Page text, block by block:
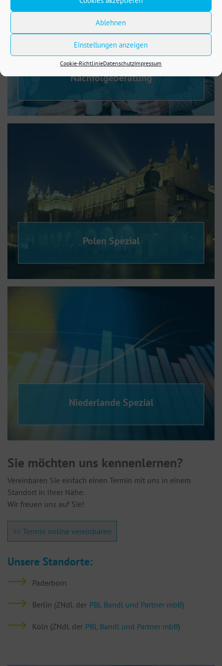
Ablehnen
Einstellungen anzeigen
Cookie-RichtlinieDatenschutzImpressum
Nachfolgeberatung
Polen Spezial
Niederlande Spezial
Sie möchten uns kennenlernen?
Vereinbaren Sie einfach einen Termin mit uns in einem
Standort in Ihrer Nähe.
Wir freuen uns auf Sie!
>> Termin online vereinbaren
Unsere Standorte:
Paderborn
Berlin (ZNdl. der PBL Bandl und Partner mbB)
Köln (ZNdl. der PBL Bandl und Partner mbB)